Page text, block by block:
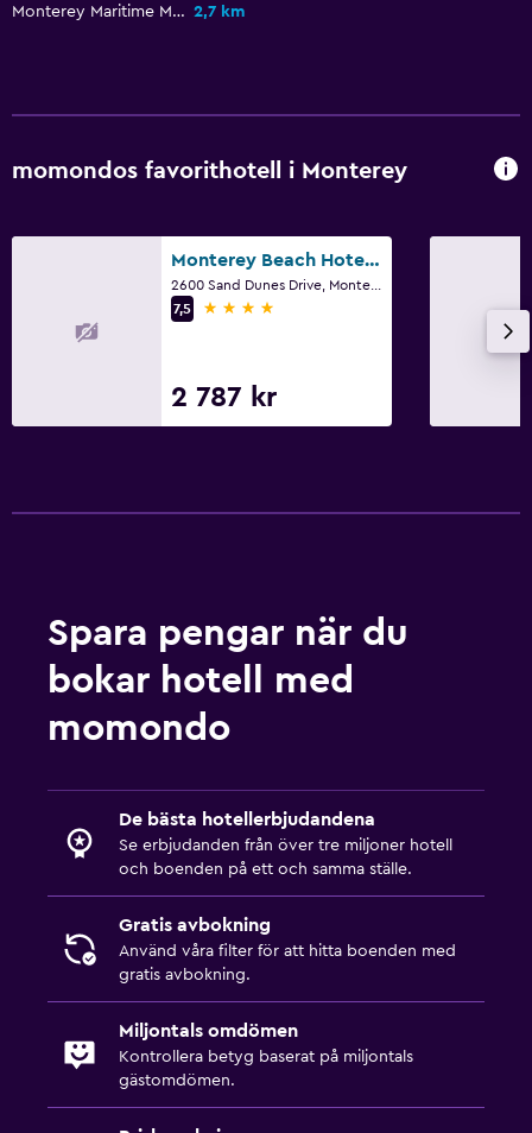
Gratis parkering
Skrivbord
Monterey Maritime Museum 2,7 km
momondos favorithotell i Monterey
Monterey Beach Hotel, a Tribute Portfolio Hotel
7,5
4 stjärnor
2 787 kr
Spara pengar när du
bokar hotell med
momondo
De bästa hotellerbjudandena
Se erbjudanden från över tre miljoner hotell
och boenden på ett och samma ställe.
Gratis avbokning
Använd våra filter för att hitta boenden med
gratis avbokning.
Miljontals omdömen
Kontrollera betyg baserat på miljontals
gästomdömen.